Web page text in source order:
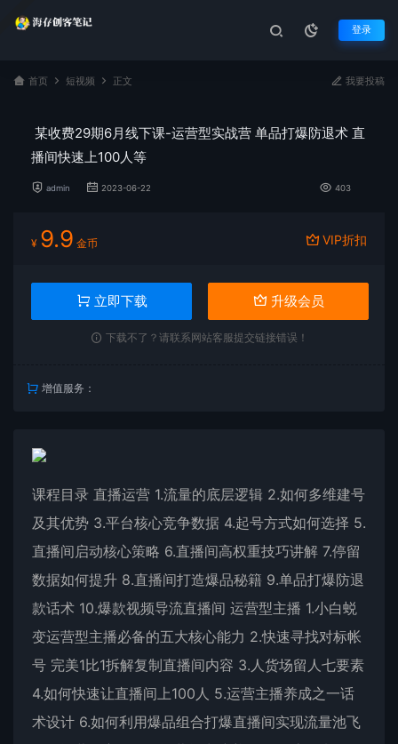
登录
首页 短视频 正文 我要投稿
某收费29期6月线下课-运营型实战营 单品打爆防退术 直
播间快速上100人等
admin 2023-06-22 403
¥ 9.9 金币 VIP折扣
立即下载 升级会员
下载不了？请联系网站客服提交链接错误！
增值服务：
课程目录 直播运营 1.流量的底层逻辑 2.如何多维建号
及其优势 3.平台核心竞争数据 4.起号方式如何选择 5.
直播间启动核心策略 6.直播间高权重技巧讲解 7.停留
数据如何提升 8.直播间打造爆品秘籍 9.单品打爆防退
款话术 10.爆款视频导流直播间 运营型主播 1.小白蜕
变运营型主播必备的五大核心能力 2.快速寻找对标帐
号 完美1比1拆解复制直播间内容 3.人货场留人七要素
4.如何快速让直播间上100人 5.运营主播养成之一话
术设计 6.如何利用爆品组合打爆直播间实现流量池飞